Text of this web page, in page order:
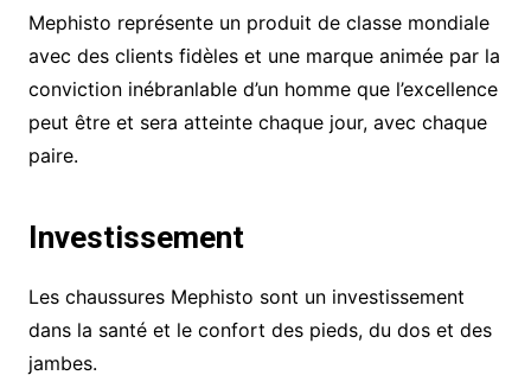
Mephisto représente un produit de classe mondiale
avec des clients fidèles et une marque animée par la
conviction inébranlable d’un homme que l’excellence
peut être et sera atteinte chaque jour, avec chaque
paire.
Investissement
Les chaussures Mephisto sont un investissement
dans la santé et le confort des pieds, du dos et des
jambes.